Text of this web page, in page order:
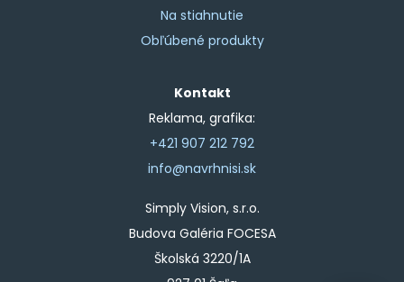
Na stiahnutie
Obľúbené produkty
Kontakt
Reklama, grafika:
+421 907 212 792
info@navrhnisi.sk
Simply Vision, s.r.o.
Budova Galéria FOCESA
Školská 3220/1A